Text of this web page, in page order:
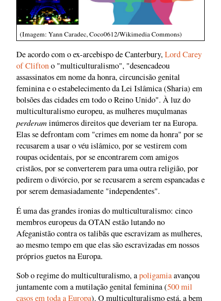
(Imagem: Yann Caradec, Coco0612/Wikimedia Commons)
De acordo com o ex-arcebispo de Canterbury,Lord Carey
of Cliftono "multiculturalismo", "desencadeou
assassinatos em nome da honra, circuncisão genital
feminina e o estabelecimento da Lei Islâmica (Sharia) em
bolsões das cidades em todo o Reino Unido". À luz do
multiculturalismo europeu, as mulheres muçulmanas
perderaminúmeros direitos que deveriam ter na Europa.
Elas se defrontam com "crimes em nome da honra" por se
recusarem a usar o véu islâmico, por se vestirem com
roupas ocidentais, por se encontrarem com amigos
cristãos, por se converterem para uma outra religião, por
pedirem o divórcio, por se recusarem a serem espancadas e
por serem demasiadamente "independentes".
É uma das grandes ironias do multiculturalismo: cinco
membros europeus da OTAN estão lutando no
Afeganistão contra os talibãs que escravizam as mulheres,
ao mesmo tempo em que elas são escravizadas em nossos
próprios guetos na Europa.
Sob o regime do multiculturalismo, apoligamiaavançou
juntamente com a mutilação genital feminina (500 mil
casos em toda a Europa). O multiculturalismo está, a bem